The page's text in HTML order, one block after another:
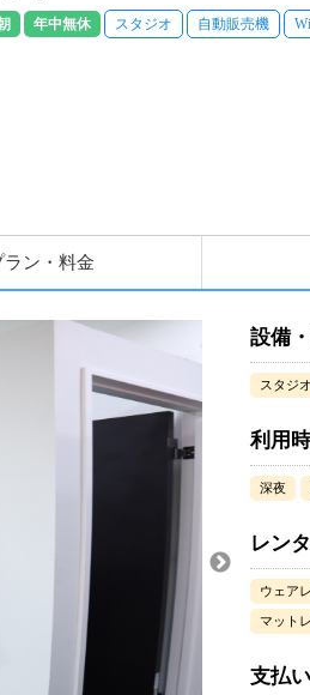
年中無休 スタジオ 自動販売機
ラン・料金
設備
スタジオ
利用
深夜
レン
ウェア
マット
支払